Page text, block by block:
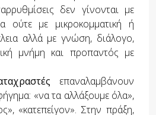
δεν γίνονται με
ούτε με μικροκομματική ή
αλλά με γνώση, διάλογο,
μνήμη και προπαντός με
επαναλαμβάνουν
«να τα αλλάξουμε όλα»,
«κατεπείγον». Στην πράξη,